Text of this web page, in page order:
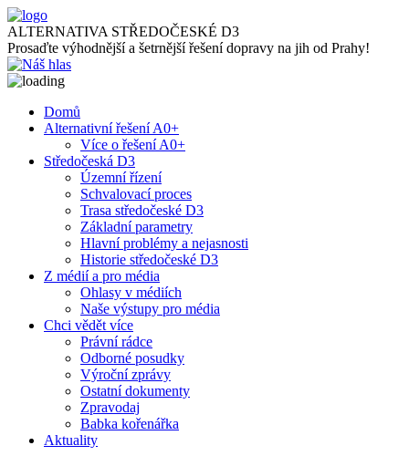
ALTERNATIVA STŘEDOČESKÉ D3
Prosaďte výhodnější a šetrnější řešení dopravy na jih od Prahy!
Domů
Alternativní řešení A0+
Více o řešení A0+
Středočeská D3
Územní řízení
Schvalovací proces
Trasa středočeské D3
Základní parametry
Hlavní problémy a nejasnosti
Historie středočeské D3
Z médií a pro média
Ohlasy v médiích
Naše výstupy pro média
Chci vědět více
Právní rádce
Odborné posudky
Výroční zprávy
Ostatní dokumenty
Zpravodaj
Babka kořenářka
Aktuality